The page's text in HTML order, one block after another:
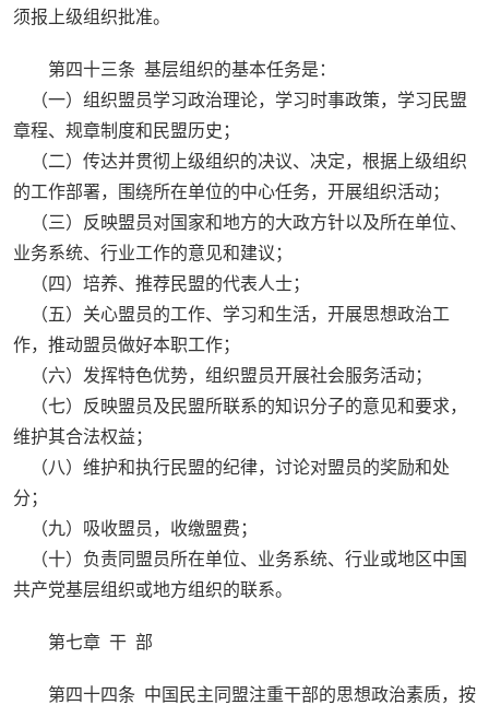
须报上级组织批准。
第四十三条 基层组织的基本任务是：
（一）组织盟员学习政治理论，学习时事政策，学习民盟
章程、规章制度和民盟历史；
（二）传达并贯彻上级组织的决议、决定，根据上级组织
的工作部署，围绕所在单位的中心任务，开展组织活动；
（三）反映盟员对国家和地方的大政方针以及所在单位、
业务系统、行业工作的意见和建议；
（四）培养、推荐民盟的代表人士；
（五）关心盟员的工作、学习和生活，开展思想政治工
作，推动盟员做好本职工作；
（六）发挥特色优势，组织盟员开展社会服务活动；
（七）反映盟员及民盟所联系的知识分子的意见和要求，
维护其合法权益；
（八）维护和执行民盟的纪律，讨论对盟员的奖励和处
分；
（九）吸收盟员，收缴盟费；
（十）负责同盟员所在单位、业务系统、行业或地区中国
共产党基层组织或地方组织的联系。
第七章 干 部
第四十四条 中国民主同盟注重干部的思想政治素质，按